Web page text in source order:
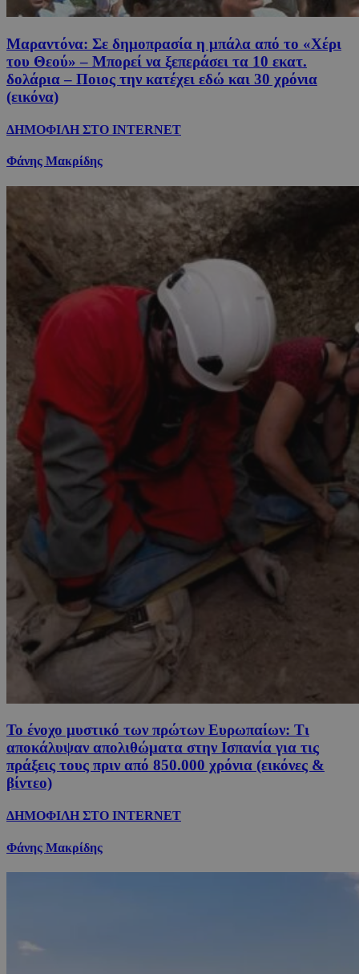
Μαραντόνα: Σε δημοπρασία η μπάλα από το «Χέρι
του Θεού» – Μπορεί να ξεπεράσει τα 10 εκατ.
δολάρια – Ποιος την κατέχει εδώ και 30 χρόνια
(εικόνα)
ΔΗΜΟΦΙΛΗ ΣΤΟ INTERNET
Φάνης Μακρίδης
Το ένοχο μυστικό των πρώτων Ευρωπαίων: Τι
αποκάλυψαν απολιθώματα στην Ισπανία για τις
πράξεις τους πριν από 850.000 χρόνια (εικόνες &
βίντεο)
ΔΗΜΟΦΙΛΗ ΣΤΟ INTERNET
Φάνης Μακρίδης